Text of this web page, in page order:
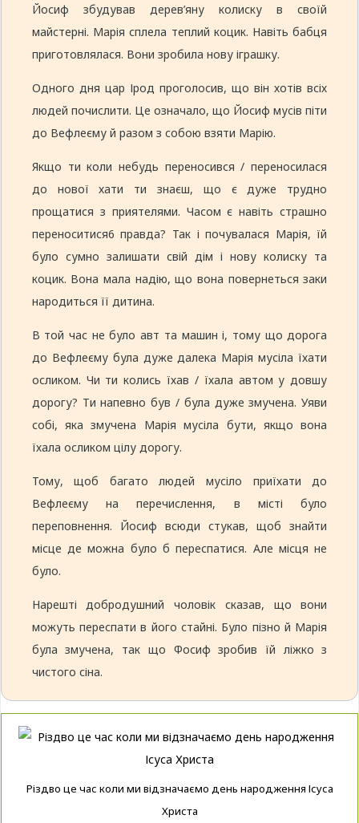
Йосиф збудував дерев’яну колиску в своїй
майстерні. Марія сплела теплий коцик. Навіть бабця
приготовлялася. Вони зробила нову іграшку.
Одного дня цар Ірод проголосив, що він хотів всіх
людей почислити. Це означало, що Йосиф мусів піти
до Вефлеєму й разом з собою взяти Марію.
Якщо ти коли небудь переносився / переносилася
до нової хати ти знаєш, що є дуже трудно
прощатися з приятелями. Часом є навіть страшно
переноситися6 правда? Так і почувалася Марія, їй
було сумно залишати свій дім і нову колиску та
коцик. Вона мала надію, що вона повернеться заки
народиться її дитина.
В той час не було авт та машин і, тому що дорога
до Вефлеєму була дуже далека Марія мусіла їхати
осликом. Чи ти колись їхав / їхала автом у довшу
дорогу? Ти напевно був / була дуже змучена. Уяви
собі, яка змучена Марія мусіла бути, якщо вона
їхала осликом цілу дорогу.
Тому, щоб багато людей мусіло приїхати до
Вефлеєму на перечислення, в місті було
переповнення. Йосиф всюди стукав, щоб знайти
місце де можна було б переспатися. Але місця не
було.
Нарешті добродушний чоловік сказав, що вони
можуть переспати в його стайні. Було пізно й Марія
була змучена, так що Фосиф зробив їй ліжко з
чистого сіна.
Різдво це час коли ми відзначаємо день народження Ісуса
Христа